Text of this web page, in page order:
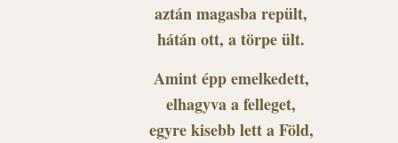
aztán magasba repült,
hátán ott, a törpe ült.
Amint épp emelkedett,
elhagyva a felleget,
egyre kisebb lett a Föld,